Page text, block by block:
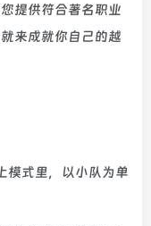
提供符合著名职业
来成就你自己的越
模式里，以小队为单